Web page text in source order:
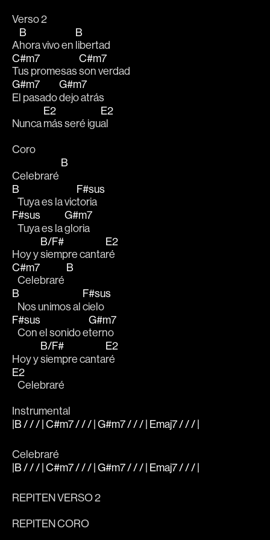
Verso 2
A
B
hora vivo en
B
libertad
C#m7
Tus promesas
C#m7
son verdad
G#m7
El pasado
G#m7
dejo atrás
Nunca
E2
más seré igu
E2
al
Coro
Celebraré
B
B
   Tuya es la vic
F#sus
toria
F#sus
   Tuya es la
G#m7
gloria
Hoy y
B/F#
siempre canta
E2
ré
C#m7
   Celebraré
B
B
   Nos unimos al
F#sus
cielo
F#sus
   Con el sonido e
G#m7
terno
Hoy y
B/F#
siempre canta
E2
ré
E2
   Celebraré
Instrumental
|B / / / | C#m7 / / / | G#m7 / / / | Emaj7 / / / |
Celebraré
|B / / / | C#m7 / / / | G#m7 / / / | Emaj7 / / / |
REPITEN VERSO 2
REPITEN CORO